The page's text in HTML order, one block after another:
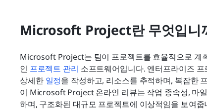
Microsoft Project란 무엇입니
Microsoft Project는 팀이 프로젝트를 효율적으로 계
인 프로젝트 관리 소프트웨어입니다. 엔터프라이즈
상세한 일정을 작성하고, 리소스를 추적하며, 복잡한
이 Microsoft Project 온라인 리뷰는 작업 종속성, 마
하며, 구조화된 대규모 프로젝트에 이상적임을 보여줍